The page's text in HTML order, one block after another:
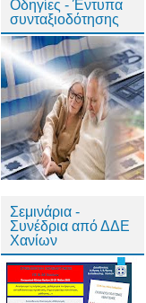
Οδηγίες - Έντυπα
συνταξιοδότησης
Σεμινάρια -
Συνέδρια από ΔΔΕ
Χανίων